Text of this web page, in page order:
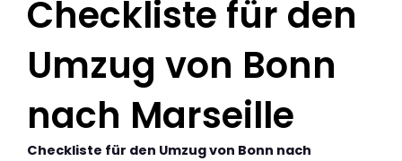
Checkliste für den
Umzug von Bonn
nach Marseille
Checkliste für den Umzug von Bonn nach